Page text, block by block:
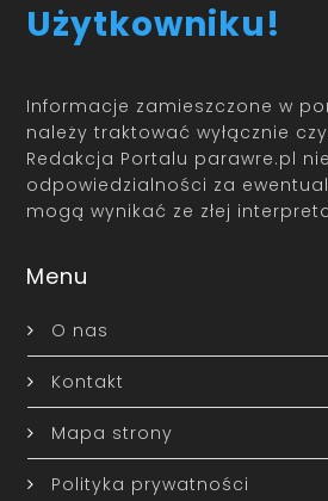
Użytkowniku!
Informacje zamieszczone w
należy traktować wyłącznie
Redakcja Portalu parawre.pl
odpowiedzialności za
mogą wynikać ze złej
Menu
O nas
Kontakt
Mapa strony
Polityka prywatności